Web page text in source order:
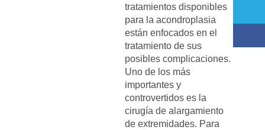
tratamientos disponibles
para la acondroplasia
están enfocados en el
tratamiento de sus
posibles complicaciones.
Uno de los más
importantes y
controvertidos es la
cirugía de alargamiento
de extremidades. Para